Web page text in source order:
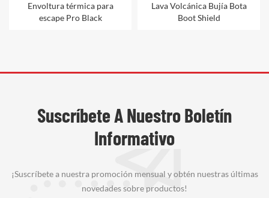
Envoltura térmica para
escape Pro Black
Lava Volcánica Bujía Bota
Boot Shield
Suscríbete A Nuestro Boletín
Informativo
¡Suscríbete a nuestra promoción mensual y obtén nuestras últimas
novedades sobre productos!